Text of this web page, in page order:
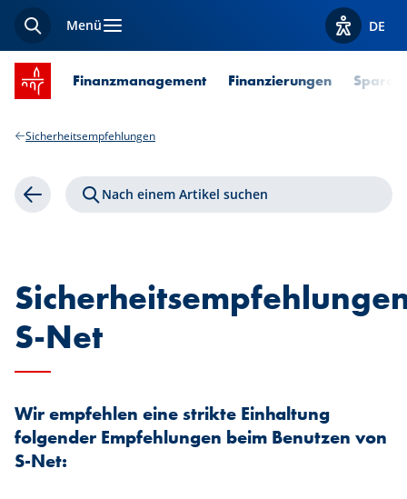
SucheMenü Optionen
DE
Startseite SPUERKEESS
Finanzmanagement Finanzierungen Sparen
Sicherheitsempfehlungen
Zurück Nach einem Artikel suchen
S-Net
Wir empfehlen eine strikte Einhaltung
folgender Empfehlungen beim Benutzen von
S-Net: